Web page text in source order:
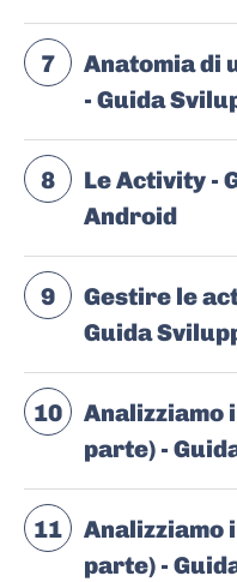
7
Anatomia di
- Guida
8
Le Activity -
Android
9
Gestire le
Guida
10
Analizziamo
parte) -
11
Analizziamo
parte) -